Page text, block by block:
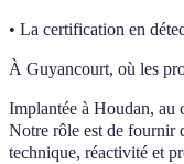
• La certification en
À Guyancourt, où les
Implantée à Houdan, au
Notre rôle est de fournir
technique, réactivité et